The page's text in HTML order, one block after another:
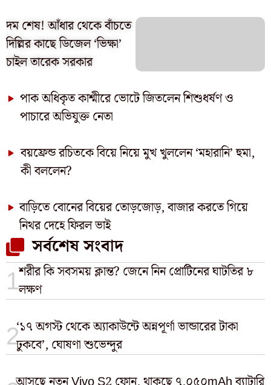
দম শেষ! আঁধার থেকে বাঁচতে
দিল্লির কাছে ডিজেল ‘ভিক্ষা’
চাইল তারেক সরকার
পাক অধিকৃত কাশ্মীরে ভোটে জিতলেন শিশুধর্ষণ ও
পাচারে অভিযুক্ত নেতা
বয়ফ্রেন্ড রচিতকে বিয়ে নিয়ে মুখ খুললেন ‘মহারানি’ হুমা,
কী বললেন?
বাড়িতে বোনের বিয়ের তোড়জোড়, বাজার করতে গিয়ে
নিথর দেহে ফিরল ভাই
সর্বশেষ সংবাদ
শরীর কি সবসময় ক্লান্ত? জেনে নিন প্রোটিনের ঘাটতির ৮
লক্ষণ
‘১৭ অগস্ট থেকে অ্যাকাউন্টে অন্নপূর্ণা ভান্ডারের টাকা
ঢুকবে’, ঘোষণা শুভেন্দুর